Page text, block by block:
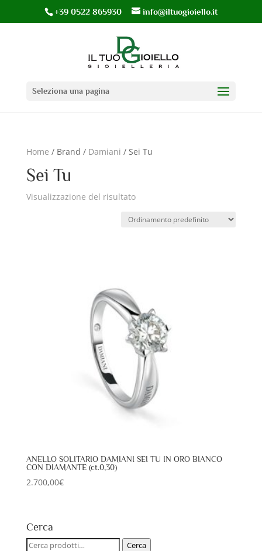
+39 0522 865930 info@iltuogioiello.it
Seleziona una pagina
Home / Brand / Damiani / Sei Tu
Sei Tu
Visualizzazione del risultato
ANELLO SOLITARIO DAMIANI SEI TU IN ORO BIANCO
CON DIAMANTE (ct.0,30)
2.700,00€
Cerca
Cerca: Cerca